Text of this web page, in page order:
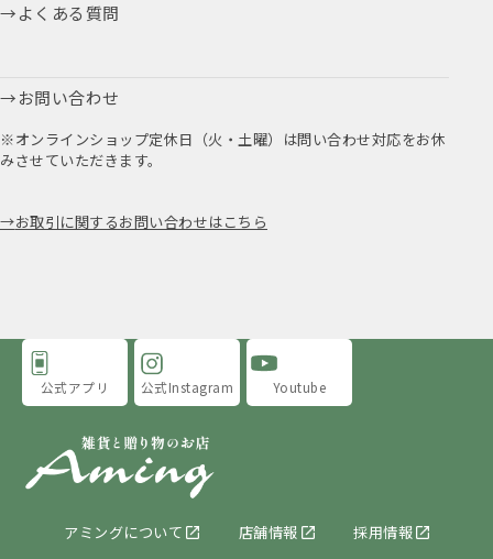
よくある質問
お問い合わせ
※オンラインショップ定休日（火・土曜）は問い合わせ対応をお休
みさせていただきます。
お取引に関するお問い合わせはこちら
アミングについて 店舗情報 採用情報
公式アプリ 公式Instagram Youtube